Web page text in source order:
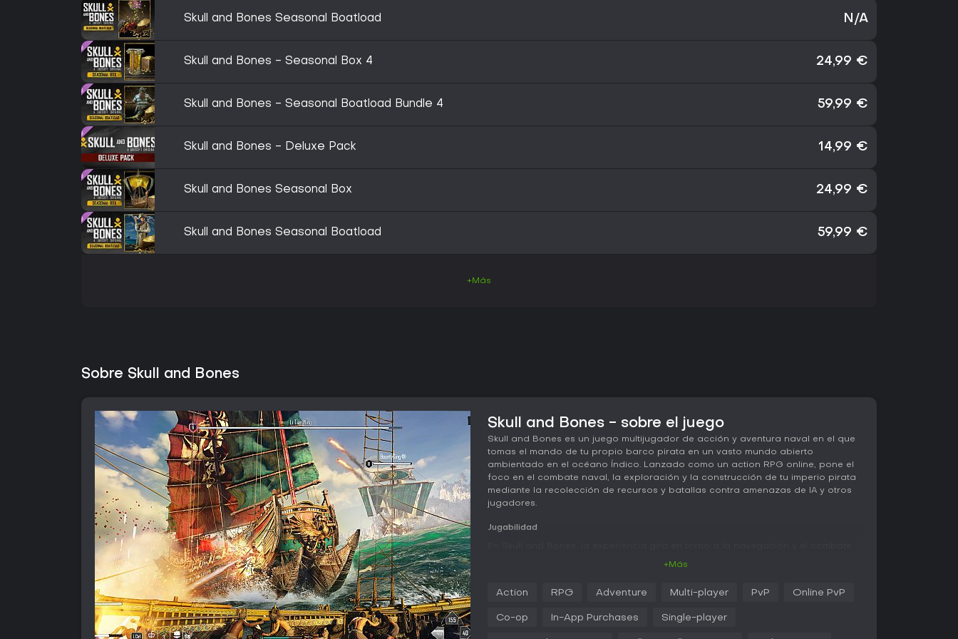
Skull and Bones Seasonal Boatload N/A
Skull and Bones - Seasonal Box 4 24,99 €
Skull and Bones - Seasonal Boatload Bundle 4 59,99 €
Skull and Bones - Deluxe Pack 14,99 €
Skull and Bones Seasonal Box 24,99 €
Skull and Bones Seasonal Boatload 59,99 €
+Más
Sobre Skull and Bones
Skull and Bones - sobre el juego
Skull and Bones es un juego multijugador de acción y aventura naval en el que
tomas el mando de tu propio barco pirata en un vasto mundo abierto
ambientado en el océano Índico. Lanzado como un action RPG online, pone el
foco en el combate naval, la exploración y la construcción de tu imperio pirata
mediante la recolección de recursos y batallas contra amenazas de IA y otros
jugadores.
Jugabilidad
barco para descargas laterales y activar habilidades especiales ligadas a tu
mejoras para una personalización más profunda según tu estilo de piratería.
+Más
Action RPG Adventure Multi-player PvP Online PvP
Co-op In-App Purchases Single-player